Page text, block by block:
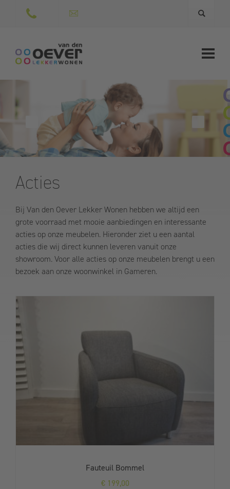
Acties
Bij Van den Oever Lekker Wonen hebben we altijd een
grote voorraad met mooie aanbiedingen en interessante
acties op onze meubelen. Hieronder ziet u een aantal
acties die wij direct kunnen leveren vanuit onze
showroom. Voor alle acties op onze meubelen brengt u een
bezoek aan onze woonwinkel in Gameren.
Fauteuil Bommel
€ 199,00